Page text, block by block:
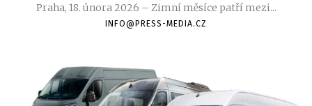
Praha, 18. února 2026 – Zimní měsíce patří mezi...
INFO@PRESS-MEDIA.CZ